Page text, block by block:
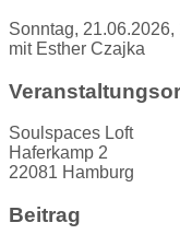
Sonntag,
mit Esther Czajka
Soulspaces Loft
Haferkamp 2
22081 Hamburg
Beitrag